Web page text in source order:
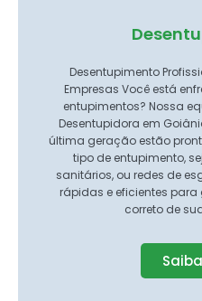
Desentupimento
Empresas Você está
entupimentos? Nossa
Desentupidora em
última geração estão
tipo de entupimento,
sanitários, ou redes de
rápidas e eficientes
correto de